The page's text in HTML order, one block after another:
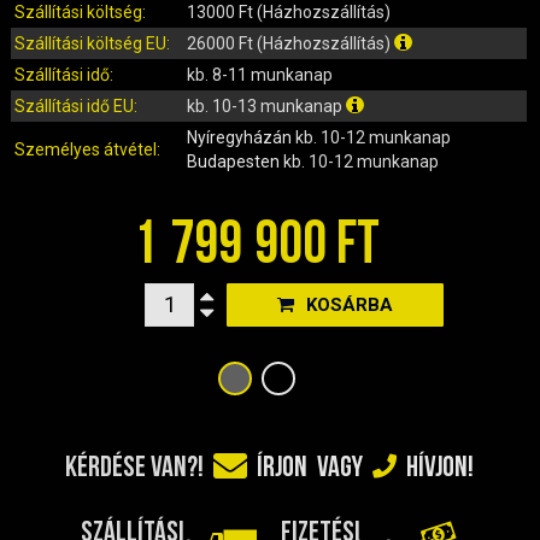
IZZÓ (ROBOGÓ, QUAD, MOTOR)
KARBURÁTOROK ÉS ALKATRÉSZEIK
KENŐANYAGOK, TISZTÍTÓK, ÁPOLÓK
KILÓMÉTERÓRA ÉS ALKATRÉSZEI
KORMÁNY ÉS ALKATRÉSZEI
LÁMPÁK, BÚRÁK
MOTORBLOKK KOMPLETT
RUHÁZAT, VÉDŐFELSZERELÉSEK
Szállítási költség:
13000 Ft (Házhozszállítás)
Szállítási költség EU:
26000 Ft (Házhozszállítás)
Szállítási idő:
kb. 8-11 munkanap
Szállítási idő EU:
kb. 10-13 munkanap
Személyes átvétel:
Nyíregyházán kb. 10-12 munkanap
Budapesten kb. 10-12 munkanap
1 799 900 FT
KOSÁRBA
KÉRDÉSE VAN?! ÍRJON VAGY HÍVJON!
SZÁLLÍTÁSI FIZETÉSI